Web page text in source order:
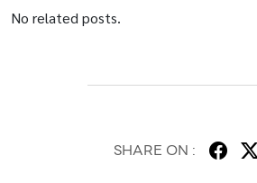
No related posts.
SHARE ON :